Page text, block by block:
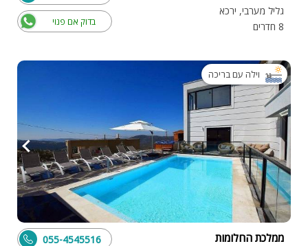
גליל מערבי, ירכא
8 חדרים
בדוק אם פנוי
וילה עם בריכה
ממלכת החלומות 055-4545516